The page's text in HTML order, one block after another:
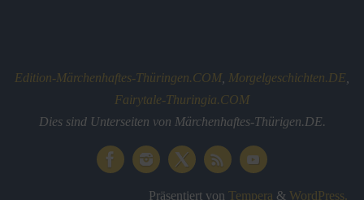
Edition-Märchenhaftes-Thüringen.COM Morgelgeschichten.DE
Fairytale-Thuringia.COM
Dies sind Unterseiten von Märchenhaftes-Thürigen.DE.
Präsentiert von Tempera & WordPress.